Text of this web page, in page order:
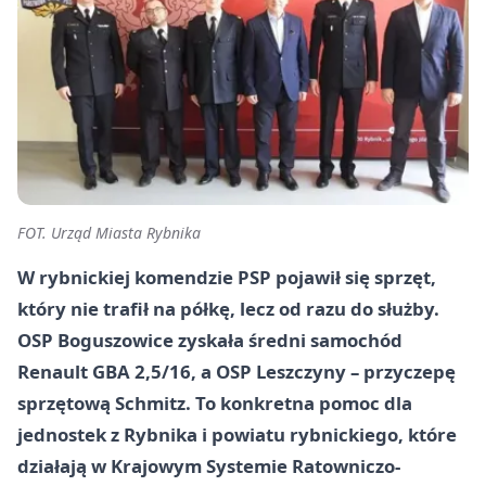
FOT. Urząd Miasta Rybnika
W rybnickiej komendzie PSP pojawił się sprzęt,
który nie trafił na półkę, lecz od razu do służby.
OSP Boguszowice zyskała średni samochód
Renault GBA 2,5/16, a OSP Leszczyny – przyczepę
sprzętową Schmitz. To konkretna pomoc dla
jednostek z Rybnika i powiatu rybnickiego, które
działają w Krajowym Systemie Ratowniczo-